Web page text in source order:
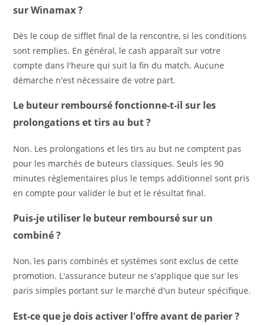
sur Winamax ?
Dès le coup de sifflet final de la rencontre, si les conditions
sont remplies. En général, le cash apparaît sur votre
compte dans l'heure qui suit la fin du match. Aucune
démarche n'est nécessaire de votre part.
Le buteur remboursé fonctionne-t-il sur les
prolongations et tirs au but ?
Non. Les prolongations et les tirs au but ne comptent pas
pour les marchés de buteurs classiques. Seuls les 90
minutes réglementaires plus le temps additionnel sont pris
en compte pour valider le but et le résultat final.
Puis-je utiliser le buteur remboursé sur un
combiné ?
Non, les paris combinés et systèmes sont exclus de cette
promotion. L'assurance buteur ne s'applique que sur les
paris simples portant sur le marché d'un buteur spécifique.
Est-ce que je dois activer l'offre avant de parier ?